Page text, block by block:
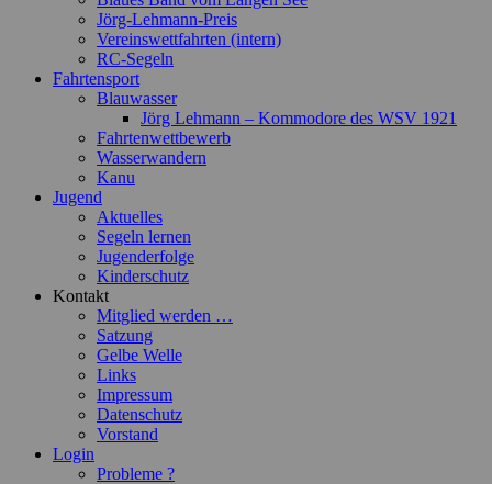
Jörg-Lehmann-Preis
Vereinswettfahrten (intern)
RC-Segeln
Fahrtensport
Blauwasser
Jörg Lehmann – Kommodore des WSV 1921
Fahrtenwettbewerb
Wasserwandern
Kanu
Jugend
Aktuelles
Segeln lernen
Jugenderfolge
Kinderschutz
Kontakt
Mitglied werden …
Satzung
Gelbe Welle
Links
Impressum
Datenschutz
Vorstand
Login
Probleme ?